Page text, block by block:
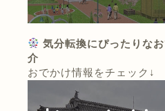
気分転換にぴったりな
介
おでかけ情報をチェック↓